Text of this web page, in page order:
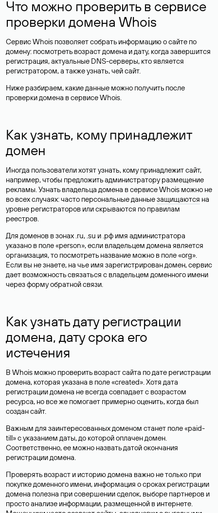
Что можно проверить в сервисе
проверки домена Whois
Сервис Whois позволяет собрать информацию о сайте по
домену: посмотреть возраст домена и дату, когда завершится
регистрация, актуальные DNS-серверы, кто является
регистратором, а также узнать, чей сайт.
Ниже разбираем, какие данные можно получить после
проверки домена в сервисе Whois.
Как узнать, кому принадлежит
домен
Иногда пользователи хотят узнать, кому принадлежит сайт,
например, чтобы предложить администратору размещение
рекламы. Узнать владельца домена в сервисе Whois можно не
во всех случаях: часто персональные данныезащищаются на
уровне регистраторов или скрываются по правилам
реестров.
Для доменов в зонах .ru, .su и .рф имя администратора
указано в поле «person», если владельцем домена является
организация, то посмотреть название можно в поле «org».
Если вы не знаете, на чье имя зарегистрирован домен, сервис
дает возможность связаться с владельцем доменного имени
через форму обратной связи.
Как узнать дату регистрации
домена, дату срока его
истечения
В Whois можно проверить возраст сайта по дате регистрации
домена, которая указана в поле «created». Хотя дата
регистрации домена не всегда совпадает с возрастом
ресурса, но все же помогает примерно оценить, когда был
создан сайт.
Важным для заинтересованных доменом станет поле «paid-
till» с указанием даты, до которой оплачен домен.
Соответственно, ее можно назвать датой окончания
регистрации домена.
Проверять возраст и историю домена важно не только при
покупке доменного имени, информация о сроках регистрации
домена полезна при совершении сделок, выборе партнеров и
просто анализе информации, размещенной в интернете.